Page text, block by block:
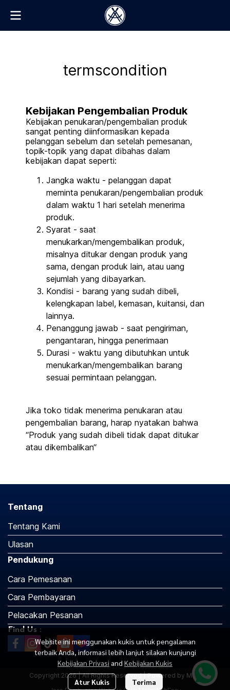
termscondition
Kebijakan Pengembalian Produk
Kebijakan penukaran/pengembalian produk
sangat penting diinformasikan kepada
pelanggan sebelum dan setelah pemesanan,
topik-topik yang dapat dibahas dalam
kebijakan dapat seperti:
Jangka waktu - pelanggan dapat
meminta penukaran/pengembalian produk
dalam waktu 1 hari setelah menerima
produk.
Syarat - saat
menukarkan/mengembalikan produk,
misalnya ditukar dengan produk yang
sama, dengan produk lain, atau uang
sejumlah yang dibayarkan.
Kondisi - barang yang sudah dibeli,
kelengkapan label, kemasan, kuitansi, dan
lainnya.
Penanggung jawab - saat pengiriman,
pengantaran, hingga penerimaan
Durasi - waktu yang dibutuhkan untuk
menukarkan/mengembalikan barang
sesuai permintaan pelanggan.
Jika toko tidak menerima penukaran atau
pengembalian barang, harap nyatakan bahwa
“Produk yang sudah dibeli tidak dapat ditukar
atau dikembalikan“
Website ini menggunakan kukis untuk pengalaman
terbaik Anda, informasi lebih lanjut silakan kunjungi
Kebijakan Privasi and Kebijakan Kukis
Atur Kukis Terima
Tentang
Tentang Kami
Ulasan
Pendukung
Cara Pemesanan
Cara Pembayaran
Pelacakan Pesanan
Find Us :
Copyright 2026 | All Rights Reserved | Powered by MWE